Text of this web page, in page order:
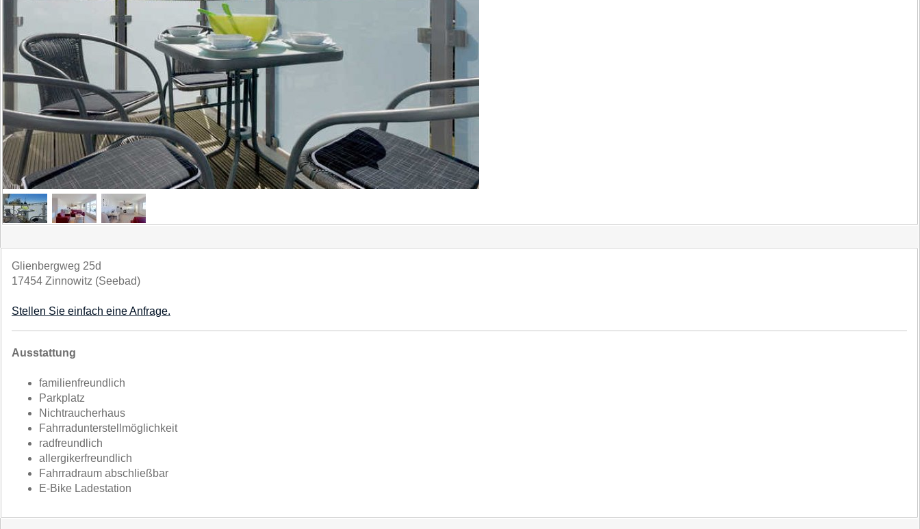
Glienbergweg 25d
17454 Zinnowitz (Seebad)
Stellen Sie einfach eine Anfrage.
Ausstattung
familienfreundlich
Parkplatz
Nichtraucherhaus
Fahrradunterstellmöglichkeit
radfreundlich
allergikerfreundlich
Fahrradraum abschließbar
E-Bike Ladestation